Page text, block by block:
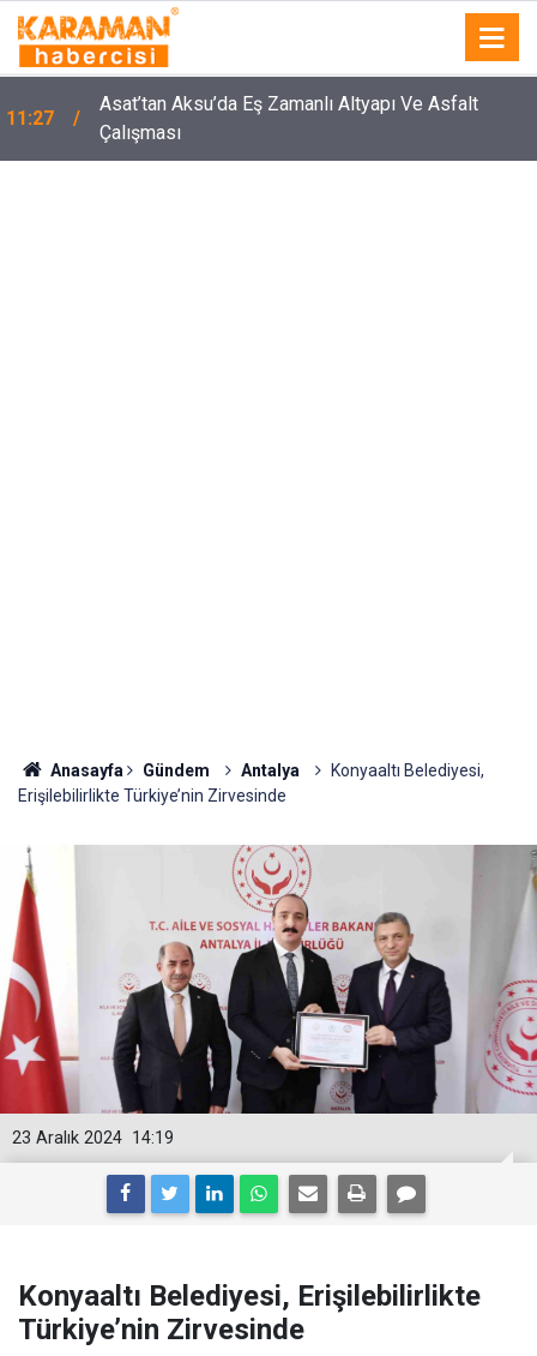
11:27
Asat’tan Aksu’da Eş Zamanlı Altyapı Ve Asfalt
Çalışması
Anasayfa Gündem Antalya
Konyaaltı Belediyesi,
Erişilebilirlikte Türkiye’nin Zirvesinde
14:19
23 Aralık 2024
Konyaaltı Belediyesi, Erişilebilirlikte
Türkiye’nin Zirvesinde